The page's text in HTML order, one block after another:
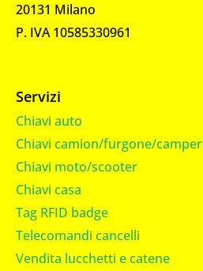
20131 Milano
P. IVA 10585330961
Servizi
Chiavi auto
Chiavi camion/furgone/camper
Chiavi moto/scooter
Chiavi casa
Tag RFID badge
Telecomandi cancelli
Vendita lucchetti e catene